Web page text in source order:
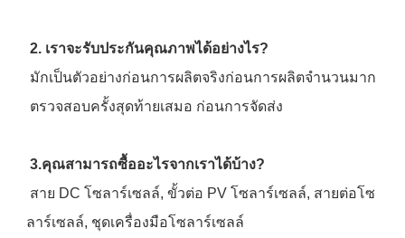
2. เราจะรับประกันคุณภาพได้อย่างไร?
มักเป็นตัวอย่างก่อนการผลิตจริงก่อนการผลิตจำนวนมาก
ตรวจสอบครั้งสุดท้ายเสมอ ก่อนการจัดส่ง
3.คุณสามารถซื้ออะไรจากเราได้บ้าง?
ลาร์เซลล์, ชุดเครื่องมือโซลาร์เซลล์